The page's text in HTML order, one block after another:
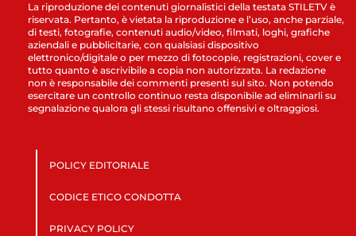
La riproduzione dei contenuti giornalistici della testata STILETV è
riservata. Pertanto, è vietata la riproduzione e l’uso, anche parziale,
di testi, fotografie, contenuti audio/video, filmati, loghi, grafiche
aziendali e pubblicitarie, con qualsiasi dispositivo
elettronico/digitale o per mezzo di fotocopie, registrazioni, cover e
tutto quanto è ascrivibile a copia non autorizzata. La redazione
non è responsabile dei commenti presenti sul sito. Non potendo
esercitare un controllo continuo resta disponibile ad eliminarli su
segnalazione qualora gli stessi risultano offensivi e oltraggiosi.
POLICY EDITORIALE
CODICE ETICO CONDOTTA
PRIVACY POLICY